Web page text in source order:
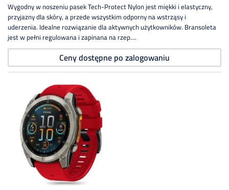
Wygodny w noszeniu pasek Tech-Protect Nylon jest miękki i elastyczny,
przyjazny dla skóry, a przede wszystkim odporny na wstrząsy i
uderzenia. Idealne rozwiązanie dla aktywnych użytkowników. Bransoleta
jest w pełni regulowana i zapinana na rzep....
Ceny dostępne po zalogowaniu